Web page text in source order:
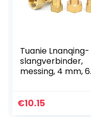
Tuanie Lnanqing-
slangverbinder,
messing, 4 mm, 6
achterzijde, 1/8
€10.15